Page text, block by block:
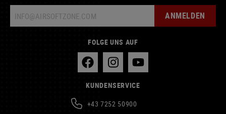
ANMELDEN
FOLGE UNS AUF
KUNDENSERVICE
+43 7252 50900